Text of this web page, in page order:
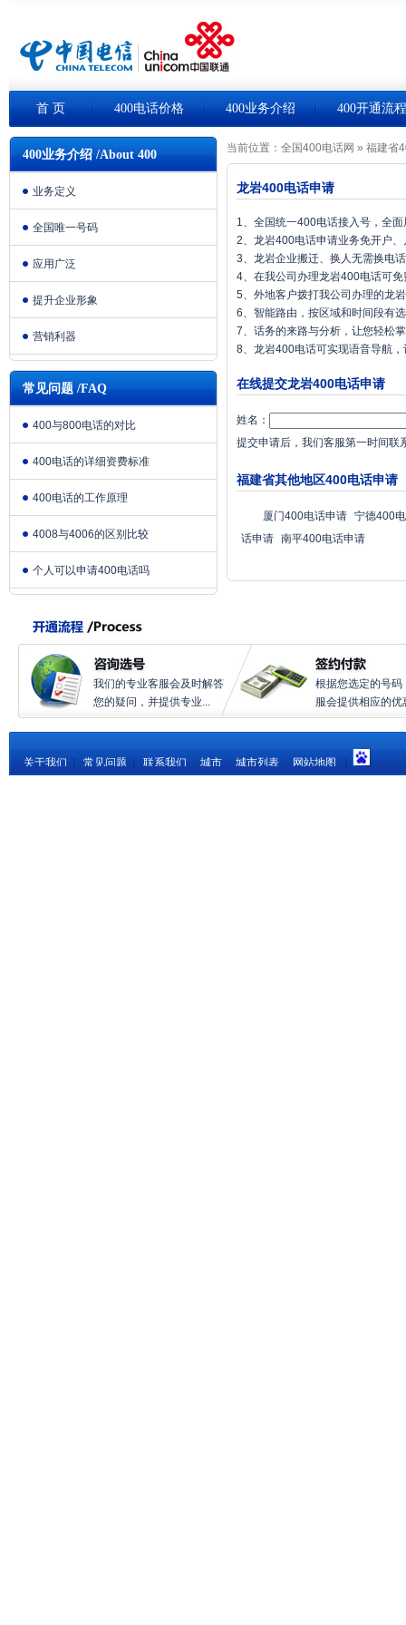
首 页 400电话价格 400业务介绍 400开通流程
400业务介绍 /About 400
业务定义
全国唯一号码
应用广泛
提升企业形象
营销利器
常见问题 /FAQ
400与800电话的对比
400电话的详细资费标准
400电话的工作原理
4008与4006的区别比较
个人可以申请400电话吗
当前位置： 全国400电话网 » 福建省
龙岩400电话申请
1、全国统一400电话接入号，全
2、龙岩400电话申请业务免开户
3、龙岩企业搬迁、换人无需换电
4、在我公司办理龙岩400电话可
5、外地客户拨打我公司办理的龙
6、智能路由，按区域和时间段有
7、话务的来路与分析，让您轻松
8、龙岩400电话可实现语音导航
在线提交龙岩400电话申请
姓名：
提交申请后，我们客服第一时间联
福建省其他地区400电话申请
厦门400电话申请 宁德400
话申请 南平400电话申请
我们的专业客服会及时解答
您的疑问，并提供专业...
根据您选定的号码
服会提供相应的优
关于我们 常见问题 联系我们 城市 城市列表 网站地图